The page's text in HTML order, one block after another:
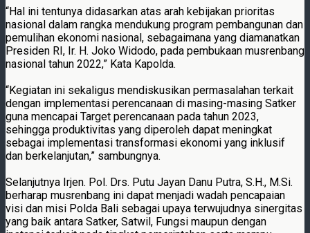
“Hal ini tentunya didasarkan atas arah kebijakan prioritas
nasional dalam rangka mendukung program pembangunan dan
pemulihan ekonomi nasional, sebagaimana yang diamanatkan
Presiden RI, Ir. H. Joko Widodo, pada pembukaan musrenbang
nasional tahun 2022,” Kata Kapolda.
“Kegiatan ini sekaligus mendiskusikan permasalahan terkait
dengan implementasi perencanaan di masing-masing Satker
guna mencapai Target perencanaan pada tahun 2023,
sehingga produktivitas yang diperoleh dapat meningkat
sebagai implementasi transformasi ekonomi yang inklusif
dan berkelanjutan,” sambungnya.
Selanjutnya Irjen. Pol. Drs. Putu Jayan Danu Putra, S.H., M.Si.
berharap musrenbang ini dapat menjadi wadah pencapaian
visi dan misi Polda Bali sebagai upaya terwujudnya sinergitas
yang baik antara Satker, Satwil, Fungsi maupun dengan